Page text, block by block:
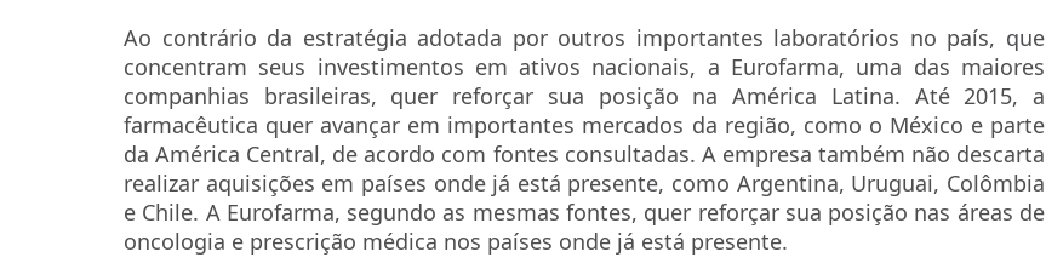
Ao contrário da estratégia adotada por outros importantes laboratórios no país, que
concentram seus investimentos em ativos nacionais, a Eurofarma, uma das maiores
companhias brasileiras, quer reforçar sua posição na América Latina. Até 2015, a
farmacêutica quer avançar em importantes mercados da região, como o México e parte
da América Central, de acordo com fontes consultadas. A empresa também não descarta
realizar aquisições em países onde já está presente, como Argentina, Uruguai, Colômbia
e Chile. A Eurofarma, segundo as mesmas fontes, quer reforçar sua posição nas áreas de
oncologia e prescrição médica nos países onde já está presente.